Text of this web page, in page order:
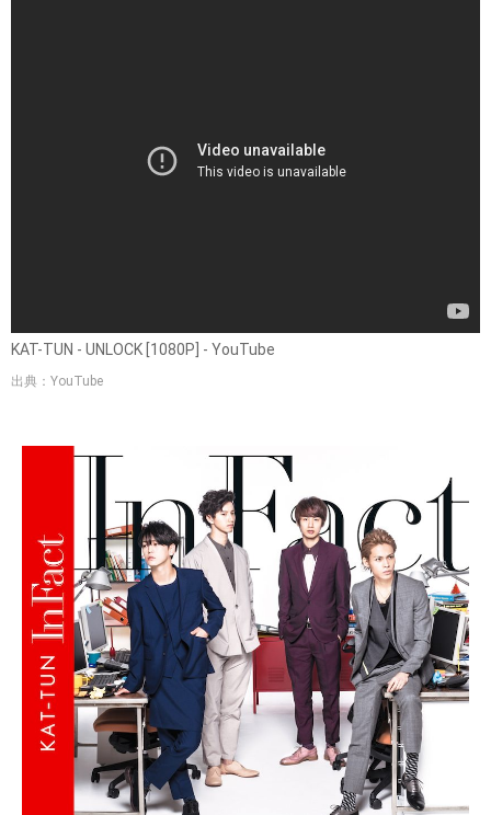
KAT-TUN - UNLOCK [1080P] - YouTube
出典：YouTube